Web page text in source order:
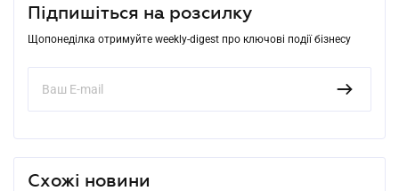
Підпишіться на розсилку
Щопонеділка отримуйте weekly-digest про ключові події бізнесу
Схожі новини